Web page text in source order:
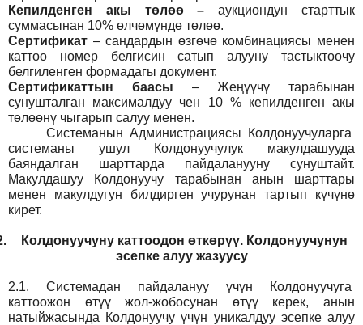
Кепилденген акы төлөө
–аукциондун старттык
суммасынан 10% өлчөмүндө төлөө.
Сертификат – сандардын өзгөчө комбинациясы менен
каттоо номер белгисин сатып алууну тастыктоочу
белгиленген формадагы документ.
Сертификаттын баасы – Жеңүүчү тарабынан
сунушталган максималдуу чен 10 % кепилденген акы
төлөөнү чыгарып салуу менен.
СистеманынАдминистрациясы Колдонуучуларга
системаны ушул Колдонуучулук макулдашууда
баяндалган шарттарда пайдаланууну сунуштайт.
Макулдашуу Колдонуучу тарабынан анын шарттары
менен макулдугун билдирген учурунан тартып күчүнө
кирет.
Колдонуучуну каттоодон өткөрүү. Колдонуучунун
эсепке алуу жазуусу
2.1.
Системадан пайдалануу үчүн Колдонуучуга
каттоожон өтүү жол-жобосунан өтүү керек, анын
натыйжасында Колдонуучу үчүн уникалдуу эсепке алуу